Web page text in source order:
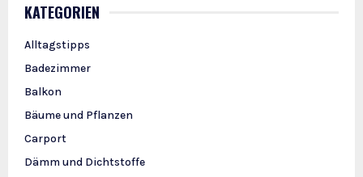
KATEGORIEN
Alltagstipps
Badezimmer
Balkon
Bäume und Pflanzen
Carport
Dämm und Dichtstoffe